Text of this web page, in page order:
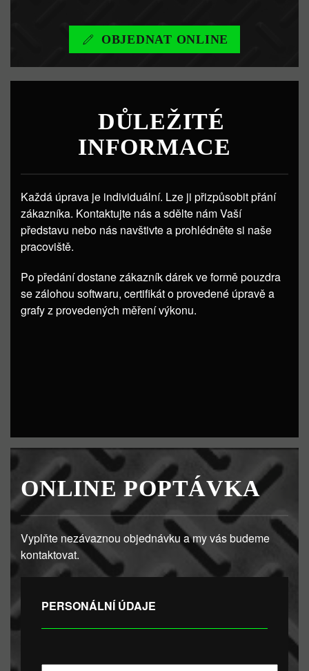
OBJEDNAT ONLINE
DŮLEŽITÉ
INFORMACE
Každá úprava je individuální. Lze ji přizpůsobit přání
zákazníka. Kontaktujte nás a sdělte nám Vaší
představu nebo nás navštivte a prohlédněte si naše
pracoviště.
Po předání dostane zákazník dárek ve formě pouzdra
se zálohou softwaru, certifikát o provedené úpravě a
grafy z provedených měření výkonu.
ONLINE POPTÁVKA
Vyplňte nezávaznou objednávku a my vás budeme
kontaktovat.
PERSONÁLNÍ ÚDAJE